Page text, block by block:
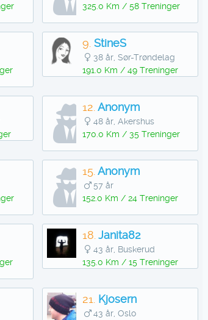
325.0 Km / 58 Treninger
9. StineS
38 år, Sør-Trøndelag
191.0 Km / 49 Treninger
12. Anonym
48 år, Akershus
170.0 Km / 35 Treninger
15. Anonym
57 år
152.0 Km / 24 Treninger
18. Janita82
43 år, Buskerud
135.0 Km / 15 Treninger
21. Kjosern
43 år, Oslo